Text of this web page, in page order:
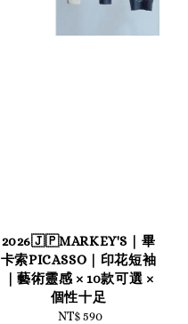
2026🇯🇵MARKEY'S｜畢
卡索PICASSO｜印花短袖
｜藝術靈感 × 10款可選 ×
個性十足
Regular
NT$ 590